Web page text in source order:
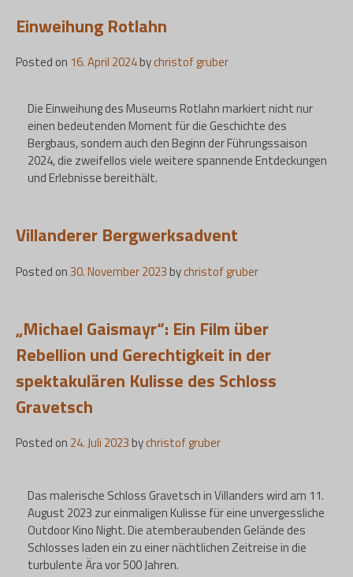
Einweihung Rotlahn
Posted on 16. April 2024bychristof gruber
Die Einweihung des Museums Rotlahn markiert nicht nur
einen bedeutenden Moment für die Geschichte des
Bergbaus, sondern auch den Beginn der Führungssaison
2024, die zweifellos viele weitere spannende Entdeckungen
und Erlebnisse bereithält.
Villanderer Bergwerksadvent
Posted on30. November 2023bychristof gruber
„Michael Gaismayr“: Ein Film über
Rebellion und Gerechtigkeit in der
spektakulären Kulisse des Schloss
Gravetsch
Posted on 24. Juli 2023bychristof gruber
Das malerische Schloss Gravetsch in Villanders wird am 11.
August 2023 zur einmaligen Kulisse für eine unvergessliche
Outdoor Kino Night. Die atemberaubenden Gelände des
Schlosses laden ein zu einer nächtlichen Zeitreise in die
turbulente Ära vor 500 Jahren.